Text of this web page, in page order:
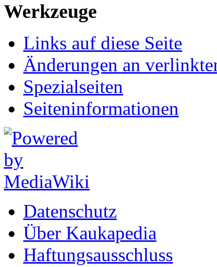
Werkzeuge
Links auf diese Seite
Änderungen an
Spezialseiten
Seiten­informationen
Datenschutz
Über Kaukapedia
Haftungsausschluss